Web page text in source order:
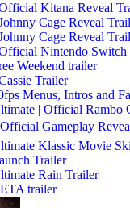
Kitana Reveal
Cage Reveal
Cage Reveal
Nintendo Switch
Weekend trailer
Trailer
Menus, Intros and
| Official Rambo
Official Gameplay
Klassic Movie
Trailer
Rain Trailer
trailer